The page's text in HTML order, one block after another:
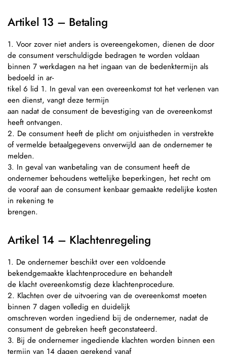
Artikel 13 – Betaling
1. Voor zover niet anders is overeengekomen, dienen de door
de consument verschuldigde bedragen te worden voldaan
binnen 7 werkdagen na het ingaan van de bedenktermijn als
bedoeld in ar-
tikel 6 lid 1. In geval van een overeenkomst tot het verlenen van
een dienst, vangt deze termijn
aan nadat de consument de bevestiging van de overeenkomst
heeft ontvangen.
2. De consument heeft de plicht om onjuistheden in verstrekte
of vermelde betaalgegevens onverwijld aan de ondernemer te
melden.
3. In geval van wanbetaling van de consument heeft de
ondernemer behoudens wettelijke beperkingen, het recht om
de vooraf aan de consument kenbaar gemaakte redelijke kosten
in rekening te
brengen.
Artikel 14 – Klachtenregeling
1. De ondernemer beschikt over een voldoende
bekendgemaakte klachtenprocedure en behandelt
de klacht overeenkomstig deze klachtenprocedure.
2. Klachten over de uitvoering van de overeenkomst moeten
binnen 7 dagen volledig en duidelijk
omschreven worden ingediend bij de ondernemer, nadat de
consument de gebreken heeft geconstateerd.
3. Bij de ondernemer ingediende klachten worden binnen een
termijn van 14 dagen gerekend vanaf